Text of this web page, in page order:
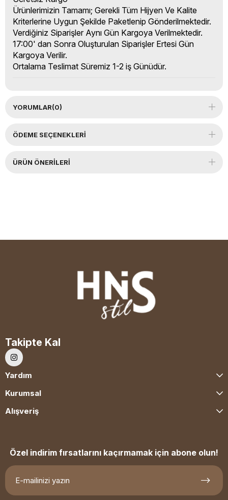
Ürünlerimizin Tamamı; Gerekli Tüm Hijyen Ve Kalite
Kriterlerine Uygun Şekilde Paketlenip Gönderilmektedir.
Verdiğiniz Siparişler Aynı Gün Kargoya Verilmektedir.
17:00' dan Sonra Oluşturulan Siparişler Ertesi Gün
Kargoya Verilir.
Ortalama Teslimat Süremiz 1-2 iş Günüdür.
YORUMLAR(0)
ÖDEME SEÇENEKLERI
ÜRÜN ÖNERILERI
Takipte Kal
Yardım
Kurumsal
Alışveriş
Özel indirim fırsatlarını kaçırmamak için abone olun!